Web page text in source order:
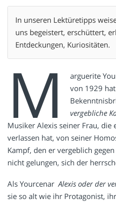
In unseren Lektüretipps
uns begeistert, erschüttert,
Entdeckungen, Kuriositäten.
M
arguerite
von 1929
vergebliche
Musiker Alexis seiner Frau, die
verlassen hat, von seiner
Kampf, den er vergeblich
nicht gelungen, sich der
Als YourcenarAlexis oder der
sie so alt wie ihr Protagonist,